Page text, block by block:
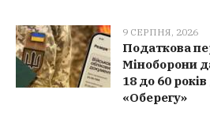
9 СЕРПНЯ, 2026
Податкова
Міноборони
18 до 60
«Оберегу»